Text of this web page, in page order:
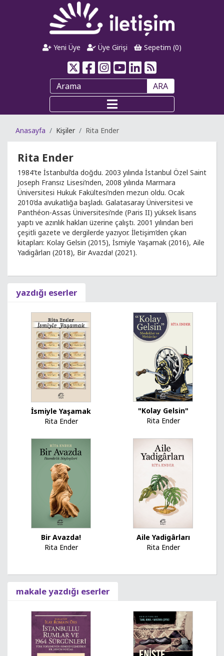
Yeni Üye Üye Girişi Sepetim (0)
ARA
Anasayfa Kişiler Rita Ender
Rita Ender
1984’te İstanbul’da doğdu. 2003 yılında İstanbul Özel Saint
Joseph Fransız Lisesi’nden, 2008 yılında Marmara
Üniversitesi Hukuk Fakültesi’nden mezun oldu. Ocak
2010’da avukatlığa başladı. Galatasaray Üniversitesi ve
Panthéon-Assas Üniversitesi’nde (Paris II) yüksek lisans
yaptı ve azınlık hakları üzerine çalıştı. 2001 yılından beri
çeşitli gazete ve dergilerde yazıyor. İletişim’den çıkan
kitapları: Kolay Gelsin (2015), İsmiyle Yaşamak (2016), Aile
Yadigârları (2018), Bir Avazda! (2021).
yazdığı eserler
İsmiyle Yaşamak
Rita Ender
"Kolay Gelsin"
Rita Ender
Bir Avazda!
Rita Ender
Aile Yadigârları
Rita Ender
makale yazdığı eserler